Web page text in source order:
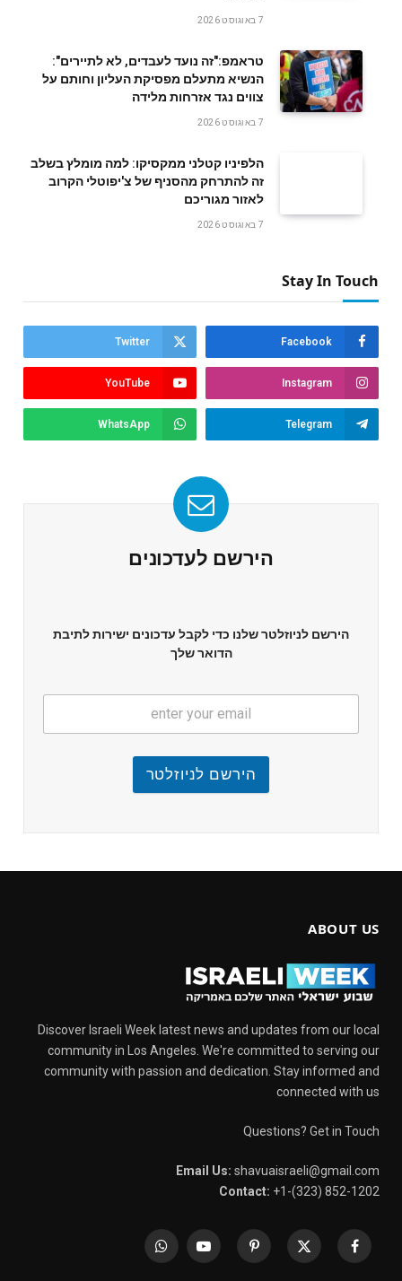
7 באוגוסט 2026
טראמפ:"זה נועד לעבדים, לא לתיירים":
הנשיא מתעלם מפסיקת העליון וחותם על
צווים נגד אזרחות מלידה
7 באוגוסט 2026
הלפיניו קטלני ממקסיקו: למה מומלץ בשלב
זה להתרחק מהסניף של צ'יפוטלי הקרוב
לאזור מגוריכם
7 באוגוסט 2026
Stay In Touch
Facebook
Twitter
Instagram
YouTube
Telegram
WhatsApp
הירשם לעדכונים
הירשם לניוזלטר שלנו כדי לקבל עדכונים ישירות לתיבת
הדואר שלך
הירשם לניוזלטר
ABOUT US
Discover Israeli Week latest news and updates from our local
community in Los Angeles. We're committed to serving our
community with passion and dedication. Stay informed and
connected with us
Questions? Get in Touch
Email Us: shavuaisraeli@gmail.com
Contact: +1-(323) 852-1202
Facebook
X
Pinterest
YouTube
WhatsApp